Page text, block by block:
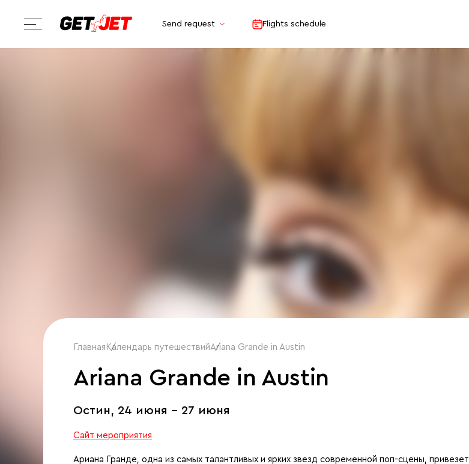
Send request Flights schedule
Главная /
Календарь путешествий /
Ariana Grande in Austin
Ariana Grande in Austin
Остин, 24 июня - 27 июня
Сайт мероприятия
Ариана Гранде, одна из самых талантливых и ярких звезд современной поп-сцены, привезет